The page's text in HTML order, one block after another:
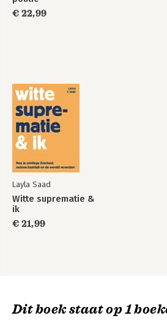
Nawoord 237
€ 22,99
Layla Saad
Witte suprematie &
ik
€ 21,99
Dit boek staat op 1